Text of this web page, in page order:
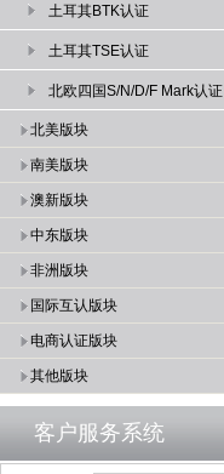
土耳其BTK认证
土耳其TSE认证
北欧四国S/N/D/F Mark认证
北美版块
南美版块
澳新版块
中东版块
非洲版块
国际互认版块
电商认证版块
其他版块
客户服务系统